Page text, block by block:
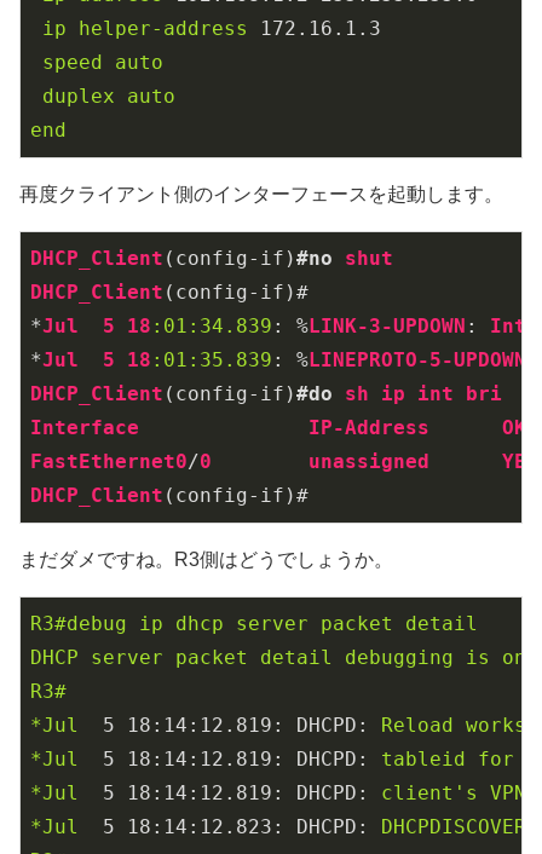
ip
helper-address 172.16 .1 .3
speed
auto
duplex
auto
end
再度クライアント側のインターフェースを起動します。
DHCP_Client (config-if)#no
shut
DHCP_Client (config-if)#
*Jul 5 18 :01 :34.839 : % LINK-3-UPDOWN :
*Jul 5 18 :01 :35.839 : % LINEPROTO-5-UPDOWN
DHCP_Client (config-if)#do sh ip int
bri
Interface
IP-Address OK
FastEthernet0/0 unassigned
YES
DHCP_Client (config-if)#
まだダメですね。R3側はどうでしょうか。
R3#debug ip dhcp server packet
detail
DHCP
server packet detail debugging is
on.
R3#
*Jul
5 18:14:12.819: DHCPD: Reload
*Jul
5 18:14:12.819: DHCPD: tableid for
*Jul
5 18:14:12.819: DHCPD: client's VPN
*Jul
5 18:14:12.823: DHCPD: DHCPDISCOVER